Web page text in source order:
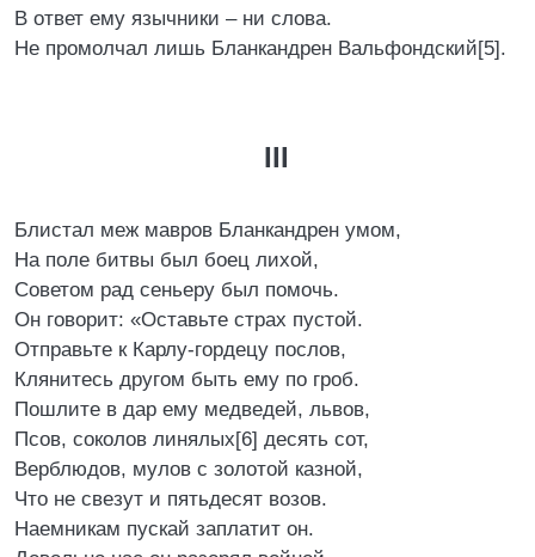
В ответ ему язычники – ни слова.
Не промолчал лишь Бланкандрен Вальфондский[5].
III
Блистал меж мавров Бланкандрен умом,
На поле битвы был боец лихой,
Советом рад сеньеру был помочь.
Он говорит: «Оставьте страх пустой.
Отправьте к Карлу-гордецу послов,
Клянитесь другом быть ему по гроб.
Пошлите в дар ему медведей, львов,
Псов, соколов линялых[6] десять сот,
Верблюдов, мулов с золотой казной,
Что не свезут и пятьдесят возов.
Наемникам пускай заплатит он.